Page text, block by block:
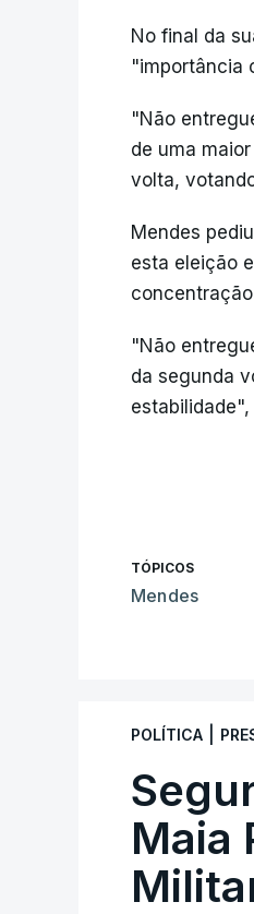
No final da
"importância
"Não
de uma
volta,
Mendes
esta eleição
"Não
da segunda
estabilidade",
TÓPICOS
Mendes
POLÍTICA
Maia